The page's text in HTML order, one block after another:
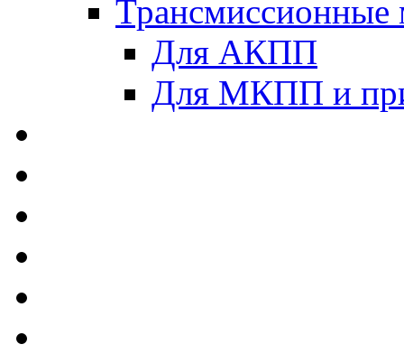
Трансмиссионные
Для АКПП
Для МКПП и